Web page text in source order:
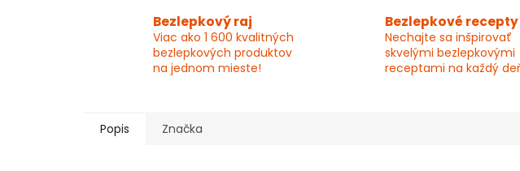
Bezlepkový raj
Viac ako 1 600 kvalitných
bezlepkových produktov
na jednom mieste!
Bezlepkové recepty
Nechajte sa inšpirovať
skvelými bezlepkovými
receptami na každý
Popis Značka